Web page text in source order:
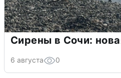
Сирены в Сочи:
6 августа 0